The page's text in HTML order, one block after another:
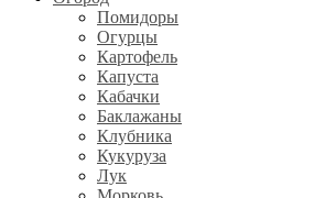
Помидоры
Огурцы
Картофель
Капуста
Кабачки
Баклажаны
Клубника
Кукуруза
Лук